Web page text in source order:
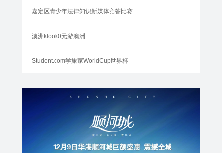
嘉定区青少年法律知识新媒体竞答比赛
澳洲klook0元游澳洲
Student.com学旅家WorldCup世界杯